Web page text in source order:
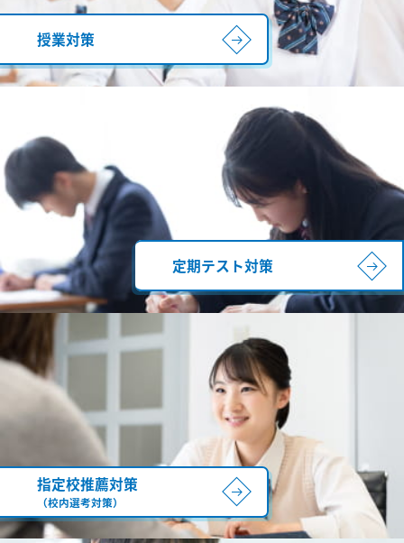
授業対策
定期テスト対策
指定校推薦対策
（校内選考対策）